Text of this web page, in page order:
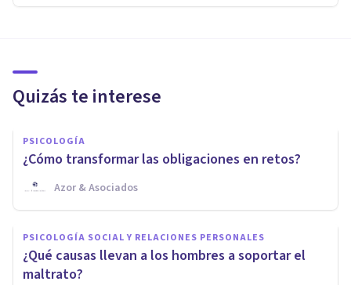
Quizás te interese
PSICOLOGÍA
¿Cómo transformar las obligaciones en retos?
Azor & Asociados
PSICOLOGÍA SOCIAL Y RELACIONES PERSONALES
¿Qué causas llevan a los hombres a soportar el
maltrato?